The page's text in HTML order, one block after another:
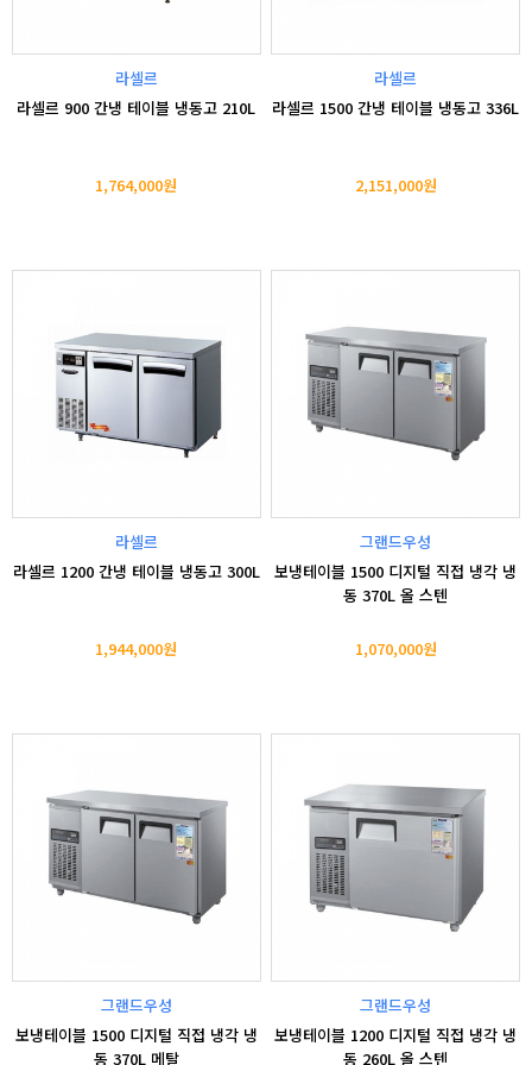
라셀르
라셀르 900 간냉 테이블 냉동고 210L
1,764,000원
라셀르
라셀르 1500 간냉 테이블 냉동고 336L
2,151,000원
라셀르
라셀르 1200 간냉 테이블 냉동고 300L
1,944,000원
그랜드우성
보냉테이블 1500 디지털 직접 냉각 냉
동 370L 올 스텐
1,070,000원
그랜드우성
보냉테이블 1500 디지털 직접 냉각 냉
동 370L 메탈
그랜드우성
보냉테이블 1200 디지털 직접 냉각 냉
동 260L 올 스텐